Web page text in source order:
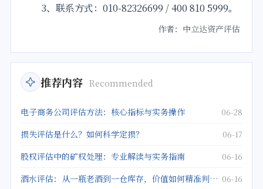
3、联系方式：010-82326699 / 400 810 5999。
作者：中立达资产评估
推荐内容 Recommended
电子商务公司评估方法：核心指标与实务操作 06-28
损失评估是什么？如何科学定损？ 06-17
股权评估中的矿权处理：专业解读与实务指南 06-16
酒水评估：从一瓶老酒到一仓库存，价值如何精准判定？ 06-16